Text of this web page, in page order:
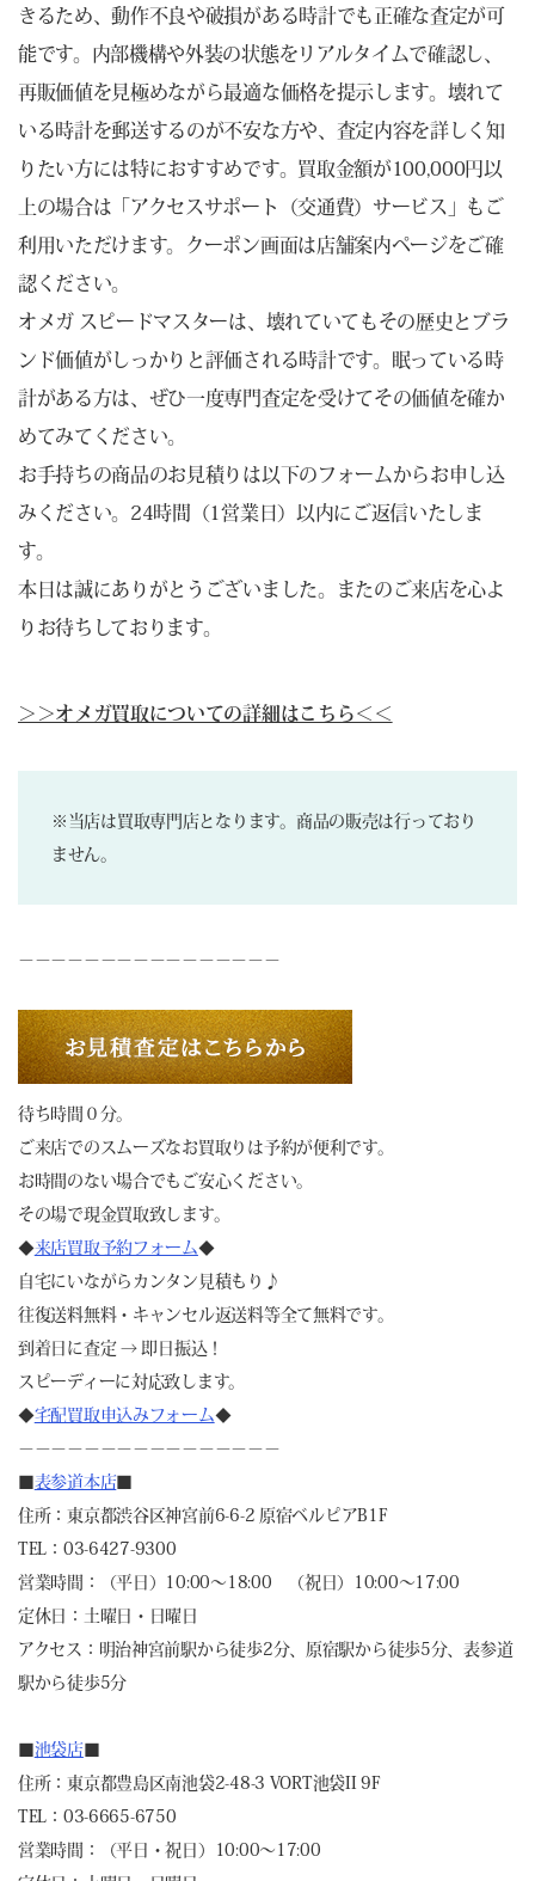
きるため、動作不良や破損がある時計でも正確な査定が可
能です。内部機構や外装の状態をリアルタイムで確認し、
再販価値を見極めながら最適な価格を提示します。壊れて
いる時計を郵送するのが不安な方や、査定内容を詳しく知
りたい方には特におすすめです。買取金額が100,000円以
上の場合は「アクセスサポート（交通費）サービス」もご
利用いただけます。クーポン画面は店舗案内ページをご確
認ください。
オメガ スピードマスターは、壊れていてもその歴史とブラ
ンド価値がしっかりと評価される時計です。眠っている時
計がある方は、ぜひ一度専門査定を受けてその価値を確か
めてみてください。
お手持ちの商品のお見積りは以下のフォームからお申し込
みください。24時間（1営業日）以内にご返信いたしま
す。
本日は誠にありがとうございました。またのご来店を心よ
りお待ちしております。
＞＞オメガ買取についての詳細はこちら＜＜
※当店は買取専門店となります。商品の販売は行っており
ません。
－－－－－－－－－－－－－－－－
待ち時間０分。
ご来店でのスムーズなお買取りは予約が便利です。
お時間のない場合でもご安心ください。
その場で現金買取致します。
◆来店買取予約フォーム◆
自宅にいながらカンタン見積もり♪
往復送料無料・キャンセル返送料等全て無料です。
到着日に査定 → 即日振込！
スピーディーに対応致します。
◆宅配買取申込みフォーム◆
－－－－－－－－－－－－－－－－
表参道本店
住所：東京都渋谷区神宮前6-6-2 原宿ベルピアB1F
TEL：03-6427-9300
営業時間：（平日）10:00～18:00 （祝日）10:00～17:00
定休日：土曜日・日曜日
アクセス：明治神宮前駅から徒歩2分、原宿駅から徒歩5分、表参道
駅から徒歩5分
池袋店
住所：東京都豊島区南池袋2-48-3 VORT池袋II 9F
TEL：03-6665-6750
営業時間：（平日・祝日）10:00～17:00